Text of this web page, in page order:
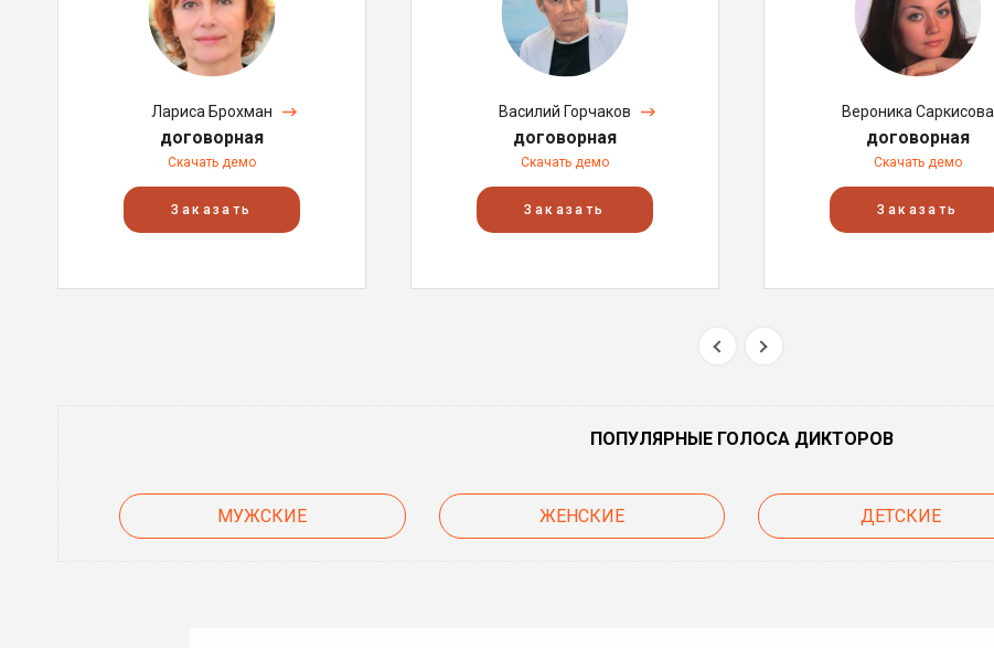
Лариса Брохман
договорная
Скачать демо
Заказать
Василий Горчаков
договорная
Скачать демо
Заказать
Вероника Саркисова
договорная
Скачать демо
Заказать
ПОПУЛЯРНЫЕ ГОЛОСА ДИКТОРОВ
МУЖСКИЕ ЖЕНСКИЕ ДЕТСКИЕ